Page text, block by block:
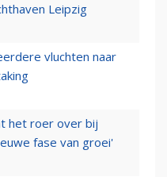
Leipzig
vluchten naar
het roer over bij
fase van groei'